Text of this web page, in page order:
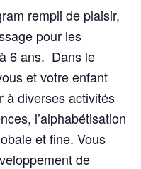
rempli de plaisir,
pour les
6 ans. Dans le
et votre enfant
à diverses activités
l’alphabétisation
et fine. Vous
de